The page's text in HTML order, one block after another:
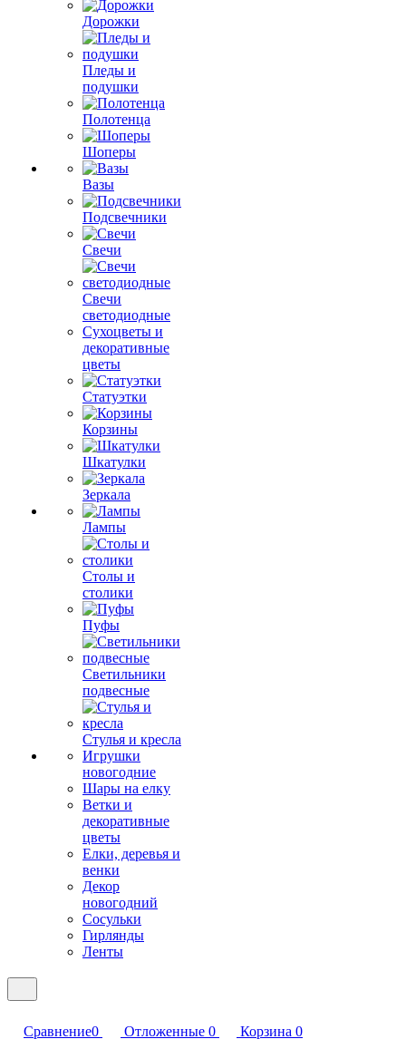
Дорожки
Пледы и
подушки
Полотенца
Шоперы
Вазы
Подсвечники
Свечи
Свечи
светодиодные
Сухоцветы и
декоративные
цветы
Статуэтки
Корзины
Шкатулки
Зеркала
Лампы
Столы и
столики
Пуфы
Светильники
подвесные
Стулья и кресла
Игрушки
новогодние
Шары на елку
Ветки и
декоративные
цветы
Елки, деревья и
венки
Декор
новогодний
Сосульки
Гирлянды
Ленты
Сравнение0 Отложенные 0 Корзина 0